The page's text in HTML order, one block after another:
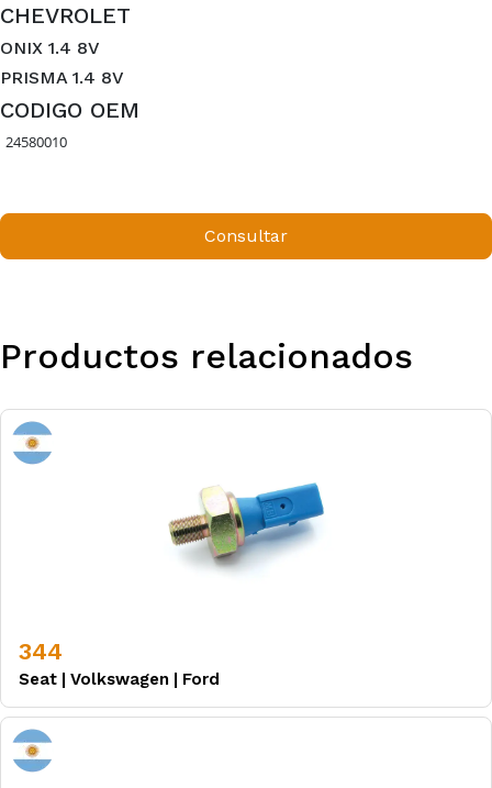
CHEVROLET
ONIX 1.4 8V
PRISMA 1.4 8V
CODIGO OEM
24580010
Consultar
Productos relacionados
344
Seat | Volkswagen | Ford